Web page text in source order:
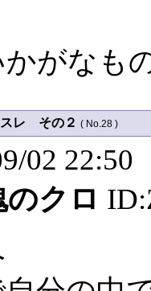
がなも
スレ その２ ( No.28 )
02 22:50
クロ